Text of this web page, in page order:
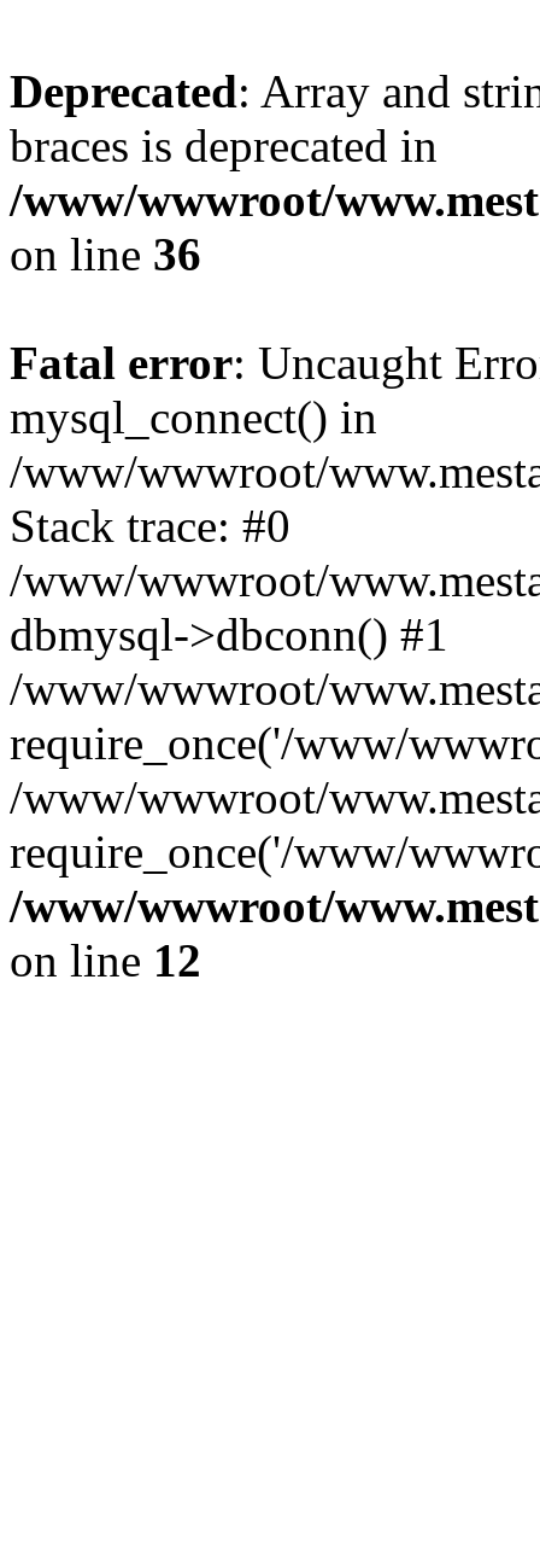
Deprecated: Array and
braces is deprecated in
/www/wwwroot/
on line 36
Fatal error: Uncaught
mysql_connect() in
/www/wwwroot/
Stack trace: #0
/www/wwwroot/
dbmysql->dbconn() #1
/www/wwwroot/
require_once('/www/
/www/wwwroot/
require_once('/www/
/www/wwwroot/
on line 12